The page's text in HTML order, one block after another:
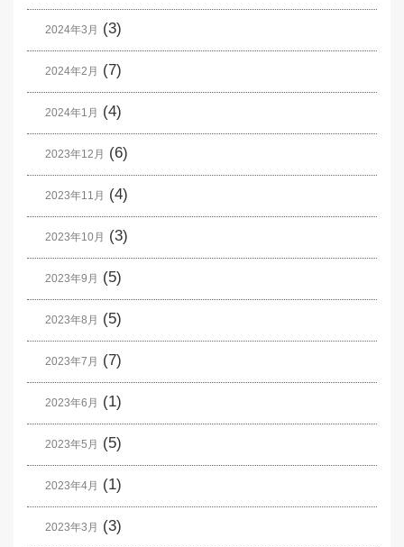
2024年3月 (3)
2024年2月 (7)
2024年1月 (4)
2023年12月 (6)
2023年11月 (4)
2023年10月 (3)
2023年9月 (5)
2023年8月 (5)
2023年7月 (7)
2023年6月 (1)
2023年5月 (5)
2023年4月 (1)
2023年3月 (3)